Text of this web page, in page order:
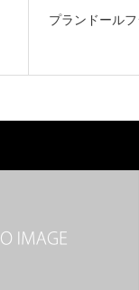
プランドール